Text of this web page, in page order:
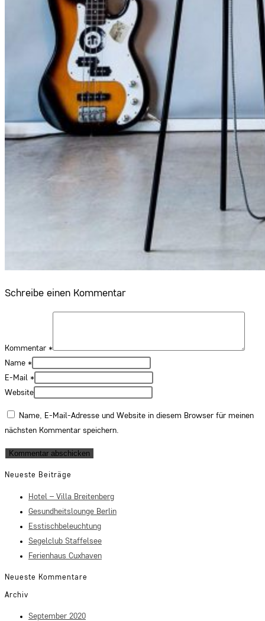
Schreibe einen Kommentar
Kommentar *
Name *
E-Mail *
Website
Name, E-Mail-Adresse und Website in diesem Browser für meinen
nächsten Kommentar speichern.
Neueste Beiträge
Hotel – Villa Breitenberg
Gesundheitslounge Berlin
Esstischbeleuchtung
Segelclub Staffelsee
Ferienhaus Cuxhaven
Neueste Kommentare
Archiv
September 2020